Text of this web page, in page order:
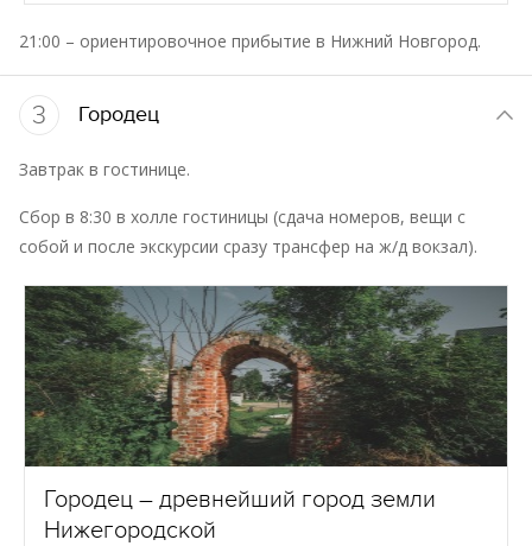
21:00 – ориентировочное прибытие в Нижний Новгород.
3 Городец
Завтрак в гостинице.
Сбор в 8:30 в холле гостиницы (сдача номеров, вещи с
собой и после экскурсии сразу трансфер на ж/д вокзал).
Городец – древнейший город земли
Нижегородской